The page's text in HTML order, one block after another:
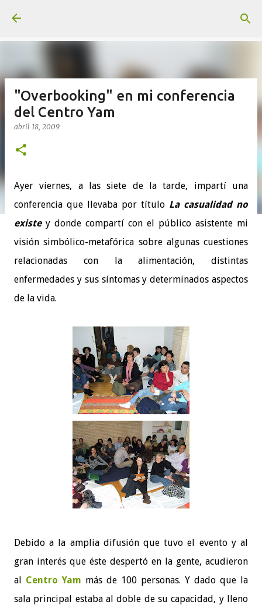
"Overbooking" en mi conferencia
del Centro Yam
abril 18, 2009
Ayer viernes, a las siete de la tarde, impartí una
conferencia que llevaba por título La casualidad no
existey donde compartí con el público asistente mi
visión simbólico-metafórica sobre algunas cuestiones
relacionadas con la alimentación, distintas
enfermedades y sus síntomas y determinados aspectos
de la vida.
Debido a la amplia difusión que tuvo el evento y al
gran interés que éste despertó en la gente, acudieron
al Centro Yam más de 100 personas. Y dado que la
sala principal estaba al doble de su capacidad, y lleno